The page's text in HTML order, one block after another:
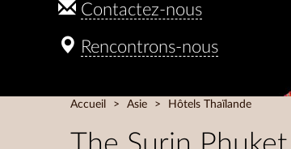
Contactez-nous
Rencontrons-nous
Accueil Asie Hôtels Thaïlande